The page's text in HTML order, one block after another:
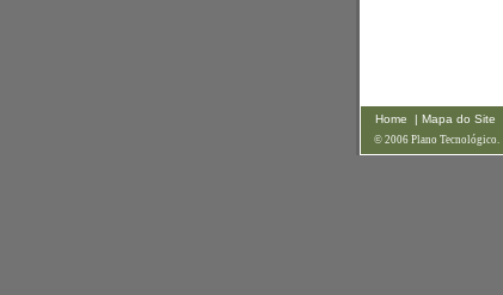
Home | Mapa do Site
© 2006 Plano Tecnológico.